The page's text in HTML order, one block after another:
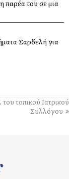
παρέα του σε μια
Σαρδελή για
τοπικού Ιατρικού
Συλλόγου